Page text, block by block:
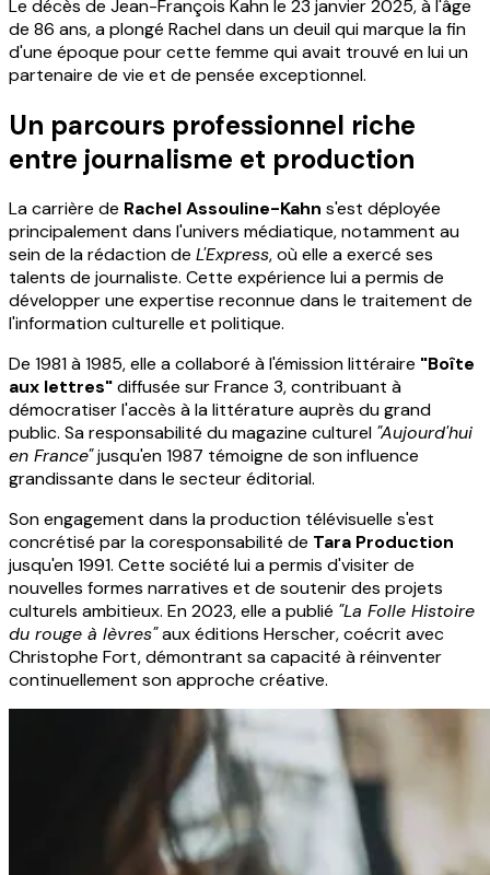
Le décès de Jean-François Kahn le 23 janvier 2025, à l'âge
de 86 ans, a plongé Rachel dans un deuil qui marque la fin
d'une époque pour cette femme qui avait trouvé en lui un
partenaire de vie et de pensée exceptionnel.
Un parcours professionnel riche
entre journalisme et production
La carrière de Rachel Assouline-Kahn s'est déployée
principalement dans l'univers médiatique, notamment au
sein de la rédaction de L'Express, où elle a exercé ses
talents de journaliste. Cette expérience lui a permis de
développer une expertise reconnue dans le traitement de
l'information culturelle et politique.
De 1981 à 1985, elle a collaboré à l'émission littéraire "Boîte
aux lettres"diffusée sur France 3, contribuant à
démocratiser l'accès à la littérature auprès du grand
public. Sa responsabilité du magazine culturel "Aujourd'hui
en France"jusqu'en 1987 témoigne de son influence
grandissante dans le secteur éditorial.
Son engagement dans la production télévisuelle s'est
concrétisé par la coresponsabilité de Tara Production
jusqu'en 1991. Cette société lui a permis d'visiter de
nouvelles formes narratives et de soutenir des projets
culturels ambitieux. En 2023, elle a publié "La Folle Histoire
du rouge à lèvres"aux éditions Herscher, coécrit avec
Christophe Fort, démontrant sa capacité à réinventer
continuellement son approche créative.